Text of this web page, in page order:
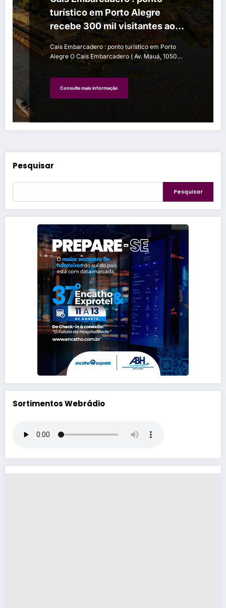
turístico em Porto Alegre
recebe 300 mil visitantes ao
mês
Cais Embarcadero : ponto turístico em Porto
Alegre O Cais Embarcadero ( Av. Mauá, 1050…
Consulte mais informação
Pesquisar
Pesquisar
Sortimentos Webrádio